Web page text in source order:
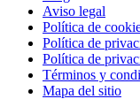
Aviso legal
Política de
Política de
Política de
Términos y
Mapa del sitio